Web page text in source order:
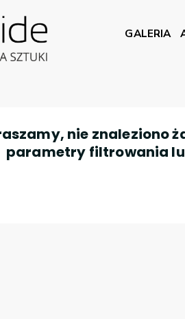
GALERIA
nie znaleziono
parametry filtrowania